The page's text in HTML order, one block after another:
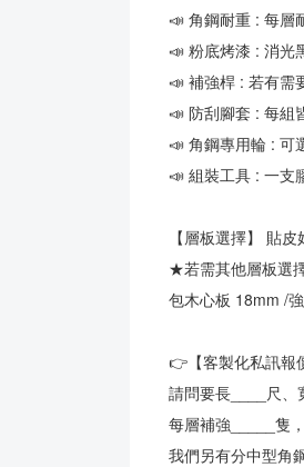
📣 角鋼耐重 : 每層
📣 粉底烤漆 : 消光
📣 補強桿 : 若有需
📣 防刮腳套 : 每組
📣 角鋼專用輪 : 可
📣 組裝工具 : 一支
【層板選擇】 貼皮
★若需其他層板選
包木心板 18mm /
👉【客製化私訊報
請問要長____尺、
每層補強_____隻
我們另有分中型角